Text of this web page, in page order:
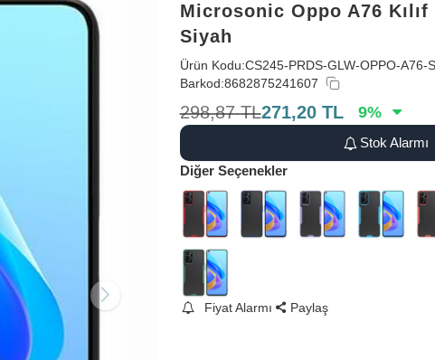
Microsonic Oppo A76
Siyah
Ürün Kodu:CS245-PRDS-GLW-OPPO-A76-
Barkod:8682875241607
298,87 TL271,20 TL 9%
Stok Alarmı
Diğer Seçenekler
Fiyat Alarmı Paylaş